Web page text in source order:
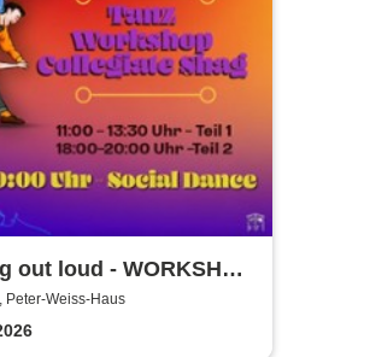
out loud - WORKSHOP
Dance | Peter Weiss
Peter-Weiss-Haus